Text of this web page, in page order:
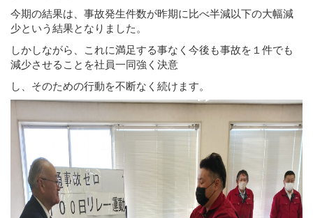
今期の結果は、事故発生件数が昨期に比べ半減以下の大幅減
少という結果となりました。
しかしながら、これに満足する事なく今後も事故を１件でも
減少させることを社員一同強く決意
し、そのための行動を不断なく続けます。